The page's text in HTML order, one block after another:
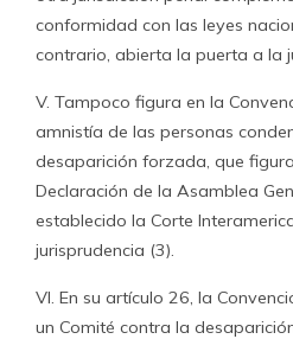
conformidad con las leyes
contrario, abierta la puerta a la
V. Tampoco figura en la
amnistía de las personas
desaparición forzada, que
Declaración de la Asamblea
establecido la Corte
jurisprudencia (3).
VI. En su artículo 26, la
un Comité contra la